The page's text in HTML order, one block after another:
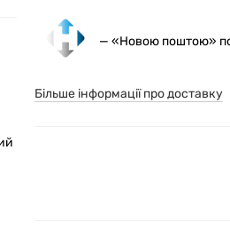
— «Новою поштою» по
Більше інформації про доставку